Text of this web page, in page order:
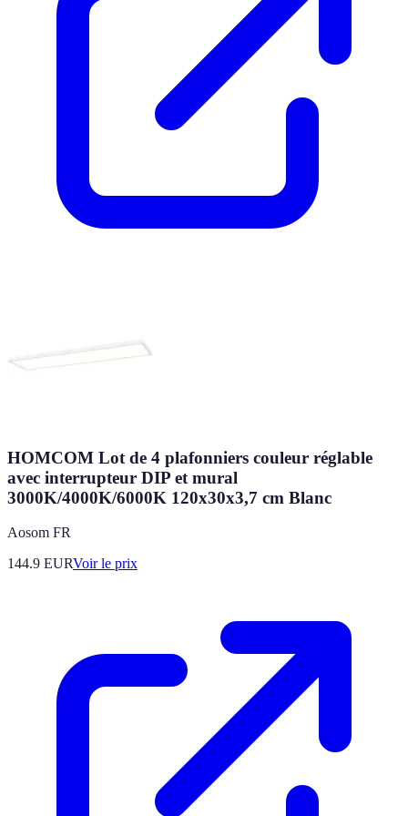
HOMCOM Lot de 4 plafonniers couleur réglable
avec interrupteur DIP et mural
3000K/4000K/6000K 120x30x3,7 cm Blanc
Aosom FR
144.9 EURVoir le prix